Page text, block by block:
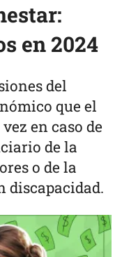
en 2024
del
que el
en caso de
de la
o de la
discapacidad.